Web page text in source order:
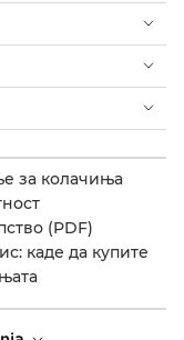
за колачиња
(PDF)
каде да купите